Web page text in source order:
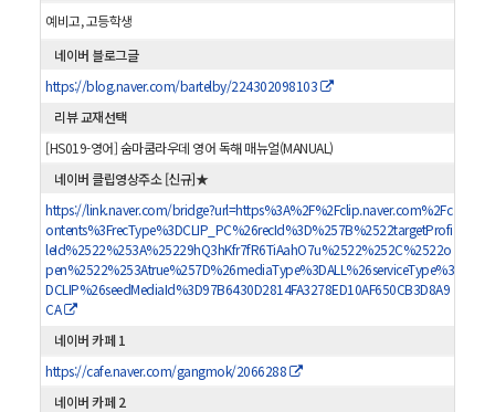
예비고, 고등학생
네이버 블로그글
https://blog.naver.com/bartelby/224302098103
리뷰 교재선택
[HS019-영어] 숨마쿰라우데 영어 독해 매뉴얼(MANUAL)
네이버 클립영상주소 [신규]★
https://link.naver.com/bridge?url=https%3A%2F%2Fclip.naver.com%2Fc
ontents%3FrecType%3DCLIP_PC%26recId%3D%257B%2522targetProfi
leId%2522%253A%25229hQ3hKfr7fR6TiAahO7u%2522%252C%2522o
pen%2522%253Atrue%257D%26mediaType%3DALL%26serviceType%3
DCLIP%26seedMediaId%3D97B6430D2814FA3278ED10AF650CB3D8A9
CA
네이버 카페 1
https://cafe.naver.com/gangmok/2066288
네이버 카페 2